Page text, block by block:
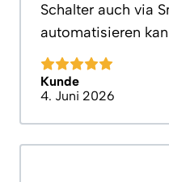
Schalter auch via
automatisieren
Kunde
4. Juni 2026